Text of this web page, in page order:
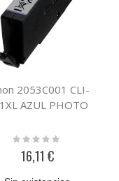
2053C001 CLI-
AZUL PHOTO
Rating:
16,11 €